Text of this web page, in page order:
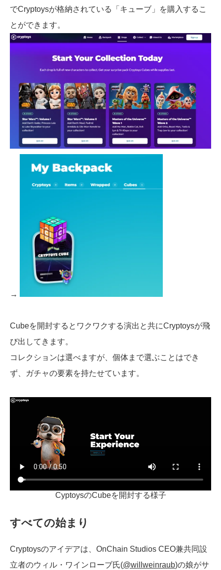
でCryptoysが格納されている「キューブ」を購入するこ
とができます。
→
Cubeを開封するとワクワクする演出と共にCryptoysが飛
び出してきます。
コレクションは選べますが、個体まで選ぶことはでき
ず、ガチャの要素を持たせています。
CyptoysのCubeを開封する様子
すべての始まり
Cryptoysのアイデアは、OnChain Studios CEO兼共同設
立者のウィル・ワインローブ氏(@willweinraub)の娘がサ